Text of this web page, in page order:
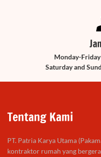
Monday-
Saturday and
Tentang Kami
PT. Patria Karya Utama
kontraktor rumah yang